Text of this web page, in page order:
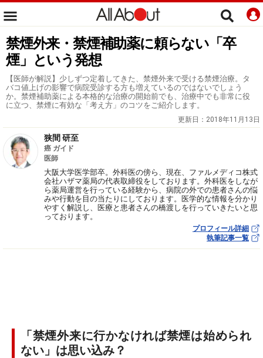
禁煙外来・禁煙補助薬に頼らない「卒
煙」という発想
【医師が解説】少しずつ定着してきた、禁煙外来で受ける禁煙治療。タ
バコ値上げの影響で病院受診する方も増えているのではないでしょう
か。禁煙補助薬による本格的な治療の開始前でも、治療中でも非常に役
に立つ、禁煙に有効な「考え方」のコツをご紹介します。
更新日： 2018年11月13日
狭間 研至
癌 ガイド
医師
大阪大学医学部卒。外科医の傍ら、現在、ファルメディコ株式
会社ハザマ薬局の代表取締役をしております。外科医をしなが
ら薬局運営を行っている経験から、病院の外での患者さんの悩
みや行動を目の当たりにしております。医学的な情報を分かり
やすく解説し、医療と患者さんの橋渡しを行っていきたいと思
っております。
プロフィール詳細
執筆記事一覧
「禁煙外来に行かなければ禁煙は始められ
ない」は思い込み？